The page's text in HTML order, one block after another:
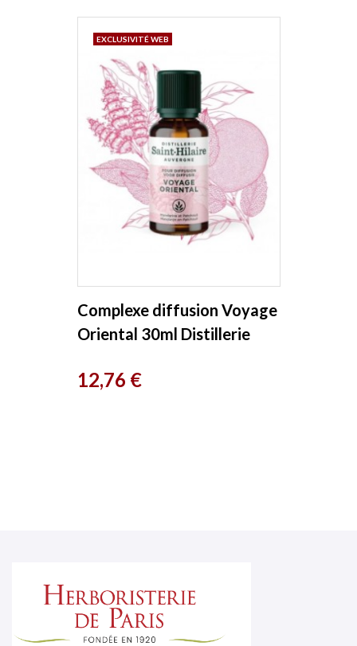
Complexe diffusion Voyage
Oriental 30ml Distillerie
Prix
12,76 €
EXCLUSIVITÉ WEB